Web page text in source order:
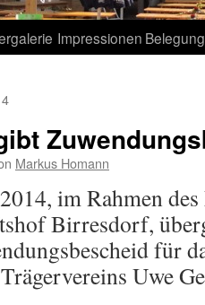
Impressionen
Markus Homann
im Rahmen
Birresdorf,
für
Uwe